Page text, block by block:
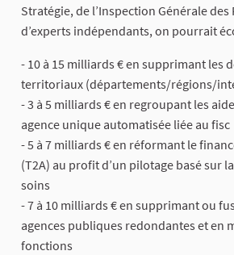
Stratégie, de l’Inspection Générale des
d’experts indépendants, on pourrait
- 10 à 15 milliards € en supprimant les
territoriaux (départements/régions/
- 3 à 5 milliards € en regroupant les
agence unique automatisée liée au fisc
- 5 à 7 milliards € en réformant le
(T2A) au profit d’un pilotage basé sur
soins
- 7 à 10 milliards € en supprimant ou
agences publiques redondantes et en
fonctions